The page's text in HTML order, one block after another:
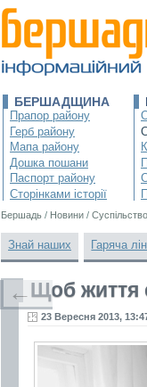
БЕРШАДЩИНА
Прапор району
Герб району
Мапа району
Дошка пошани
Паспорт району
Сторінками історії
Бершадь / Новини / Суспільство
Знай наших Гаряча
Щоб життя
23 Вересня 2013,
←